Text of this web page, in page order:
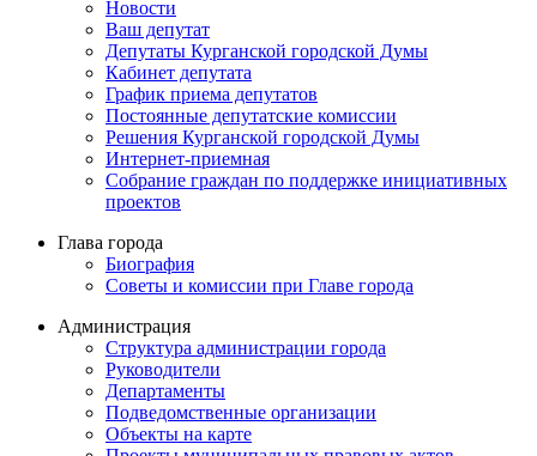
Новости
Ваш депутат
Депутаты Курганской городской Думы
Кабинет депутата
График приема депутатов
Постоянные депутатские комиссии
Решения Курганской городской Думы
Интернет-приемная
Собрание граждан по поддержке инициативных
проектов
Глава города
Биография
Советы и комиссии при Главе города
Администрация
Структура администрации города
Руководители
Департаменты
Подведомственные организации
Объекты на карте